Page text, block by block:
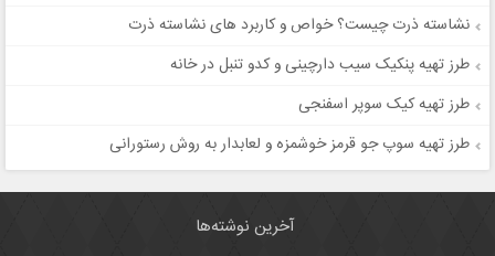
نشاسته ذرت چیست؟ خواص و کاربرد های نشاسته ذرت
طرز تهیه پنکیک سیب دارچینی و کدو تنبل در خانه
طرز تهیه کیک سوپر اسفنجی
طرز تهیه سوپ جو قرمز خوشمزه و لعابدار به روش رستورانی
آخرین نوشته‌ها